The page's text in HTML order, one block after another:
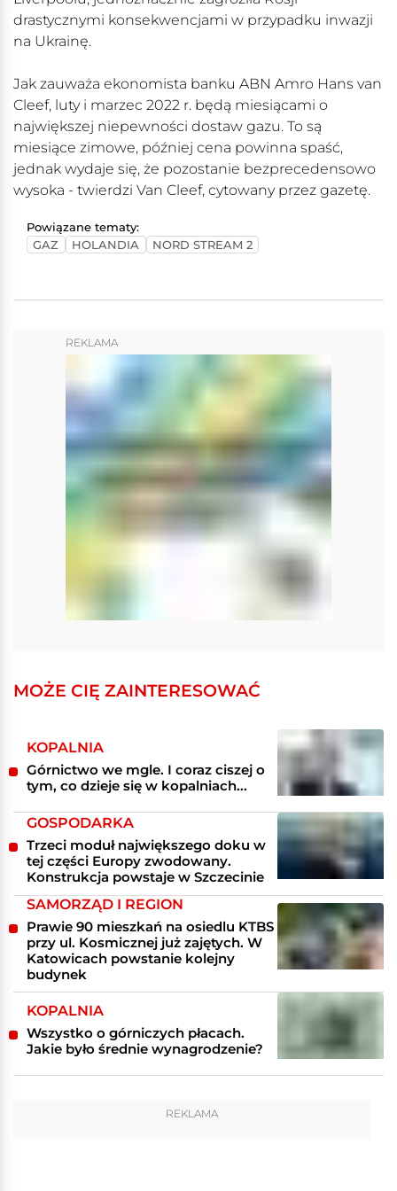
drastycznymi konsekwencjami w przypadku inwazji
na Ukrainę.
Jak zauważa ekonomista banku ABN Amro Hans van
Cleef, luty i marzec 2022 r. będą miesiącami o
największej niepewności dostaw gazu. To są
miesiące zimowe, później cena powinna spaść,
jednak wydaje się, że pozostanie bezprecedensowo
wysoka - twierdzi Van Cleef, cytowany przez gazetę.
Powiązane tematy:
GAZ
HOLANDIA NORD STREAM 2
REKLAMA
MOŻE CIĘ ZAINTERESOWAĆ
KOPALNIA
Górnictwo we mgle. I coraz ciszej o
tym, co dzieje się w kopalniach...
GOSPODARKA
Trzeci moduł największego doku w
tej części Europy zwodowany.
Konstrukcja powstaje w Szczecinie
SAMORZĄD I REGION
Prawie 90 mieszkań na osiedlu KTBS
przy ul. Kosmicznej już zajętych. W
Katowicach powstanie kolejny
budynek
KOPALNIA
Wszystko o górniczych płacach.
Jakie było średnie wynagrodzenie?
REKLAMA